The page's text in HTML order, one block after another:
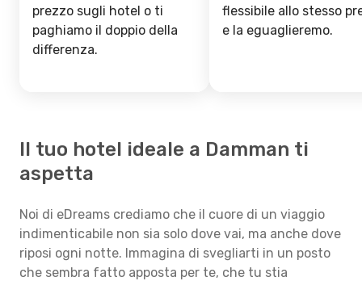
prezzo sugli hotel o ti
paghiamo il doppio della
differenza.
flessibile allo stesso
e la eguaglieremo.
Il tuo hotel ideale a Damman ti
aspetta
Noi di eDreams crediamo che il cuore di un viaggio
indimenticabile non sia solo dove vai, ma anche dove
riposi ogni notte. Immagina di svegliarti in un posto
che sembra fatto apposta per te, che tu stia